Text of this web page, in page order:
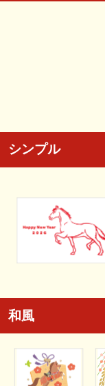
シンプル
和風